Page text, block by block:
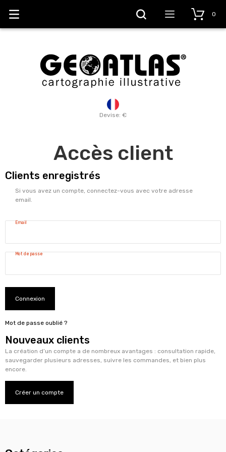
Devise: €
0
Accès client
Clients enregistrés
Si vous avez un compte, connectez-vous avec votre adresse
email.
Email
Mot de passe
Connexion
Mot de passe oublié ?
Nouveaux clients
La création d’un compte a de nombreux avantages : consultation rapide,
sauvegarder plusieurs adresses, suivre les commandes, et bien plus
encore.
Créer un compte